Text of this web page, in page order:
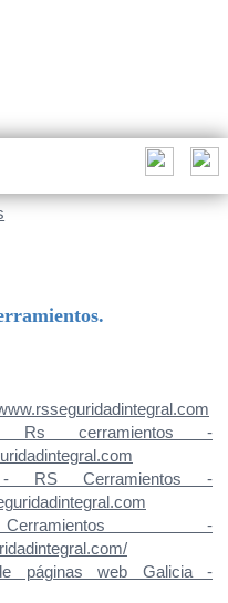
Rs cerramientos -
RS Cerramientos -
-
páginas web Galicia -